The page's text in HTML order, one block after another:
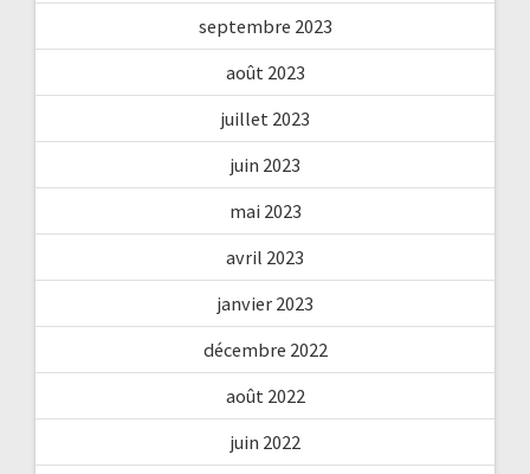
septembre 2023
août 2023
juillet 2023
juin 2023
mai 2023
avril 2023
janvier 2023
décembre 2022
août 2022
juin 2022